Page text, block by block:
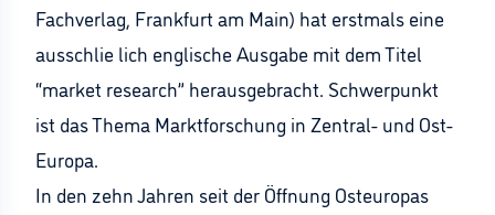
Fachverlag, Frankfurt am Main) hat erstmals eine
ausschlie lich englische Ausgabe mit dem Titel
“market research” herausgebracht. Schwerpunkt
ist das Thema Marktforschung in Zentral- und Ost-
Europa.
In den zehn Jahren seit der Öffnung Osteuropas